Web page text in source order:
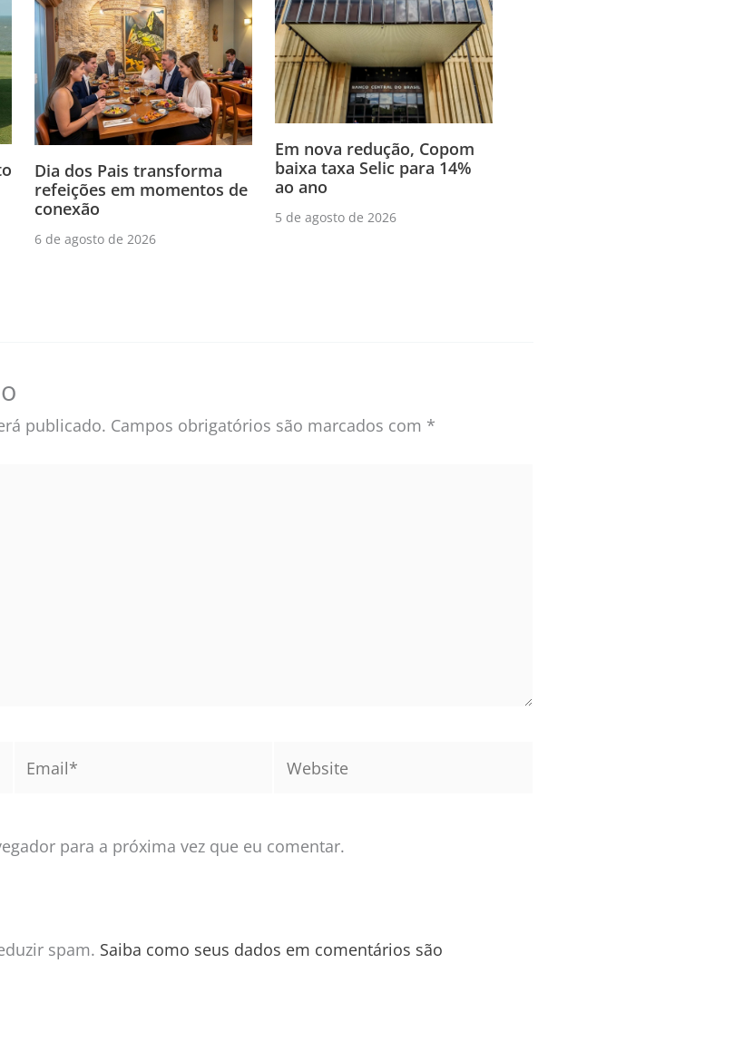
Dia dos Pais transforma
refeições em momentos de
conexão
6 de agosto de 2026
Em nova redução, Copom
baixa taxa Selic para 14%
ao ano
5 de agosto de 2026
publicado. Campos obrigatórios são marcados com *
para a próxima vez que eu comentar.
spam. Saiba como seus dados em comentários são